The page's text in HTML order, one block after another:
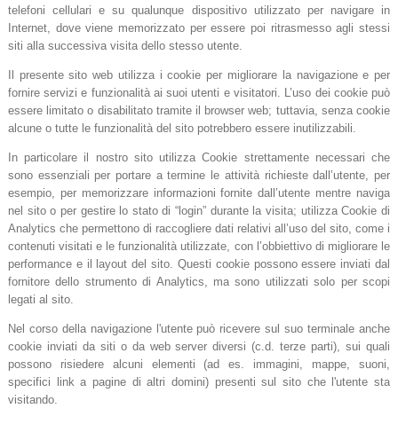
telefoni cellulari e su qualunque dispositivo utilizzato per navigare in
Internet, dove viene memorizzato per essere poi ritrasmesso agli stessi
siti alla successiva visita dello stesso utente.
Il presente sito web utilizza i cookie per migliorare la navigazione e per
fornire servizi e funzionalità ai suoi utenti e visitatori. L’uso dei cookie può
essere limitato o disabilitato tramite il browser web; tuttavia, senza cookie
alcune o tutte le funzionalità del sito potrebbero essere inutilizzabili.
In particolare il nostro sito utilizza Cookie strettamente necessari che
sono essenziali per portare a termine le attività richieste dall’utente, per
esempio, per memorizzare informazioni fornite dall’utente mentre naviga
nel sito o per gestire lo stato di “login” durante la visita; utilizza Cookie di
Analytics che permettono di raccogliere dati relativi all’uso del sito, come i
contenuti visitati e le funzionalità utilizzate, con l’obbiettivo di migliorare le
performance e il layout del sito. Questi cookie possono essere inviati dal
fornitore dello strumento di Analytics, ma sono utilizzati solo per scopi
legati al sito.
Nel corso della navigazione l'utente può ricevere sul suo terminale anche
cookie inviati da siti o da web server diversi (c.d. terze parti), sui quali
possono risiedere alcuni elementi (ad es. immagini, mappe, suoni,
specifici link a pagine di altri domini) presenti sul sito che l'utente sta
visitando.